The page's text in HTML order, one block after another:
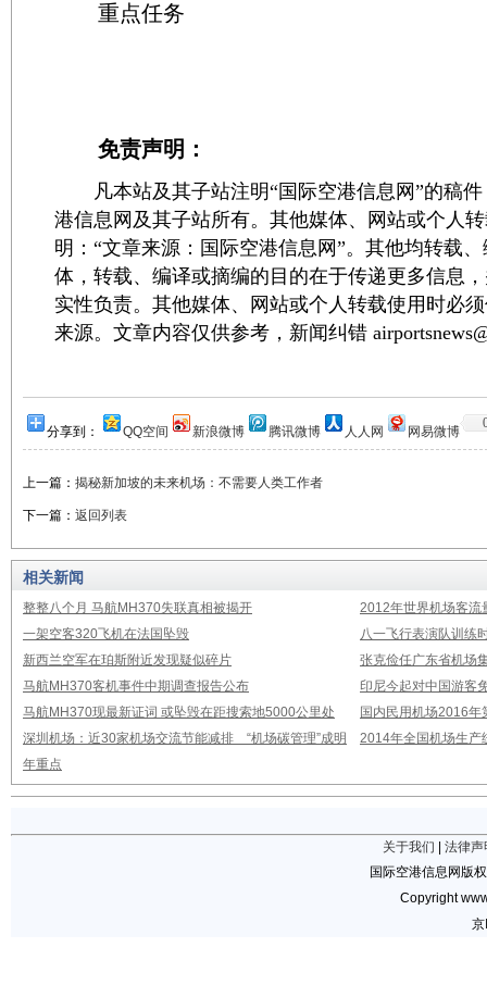
重点任务
免责声明：
凡本站及其子站注明“国际空港信息网”的稿件
港信息网及其子站所有。其他媒体、网站或个人
明：“文章来源：国际空港信息网”。其他均转载
体，转载、编译或摘编的目的在于传递更多信息
实性负责。其他媒体、网站或个人转载使用时必
来源。文章内容仅供参考，新闻纠错
分享到： QQ空间 新浪微博 腾讯微博 人人网 网易微博
上一篇： 揭秘新加坡的未来机场：不需要人类工作者
下一篇： 返回列表
相关新闻
整整八个月 马航MH370失联真相被揭开
2012年世界机场客流
一架空客320飞机在法国坠毁
八一飞行表演队训练
新西兰空军在珀斯附近发现疑似碎片
张克俭任广东省机场
马航MH370客机事件中期调查报告公布
印尼今起对中国游客
马航MH370现最新证词 或坠毁在距搜索地5000公里处
国内民用机场2016年
深圳机场：近30家机场交流节能减排 “机场碳管理”成明
年重点
2014年全国机场生产
关于我们
法律声
国际空港信息网版
Copyright